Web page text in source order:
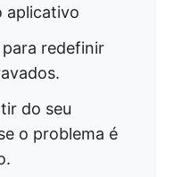
aplicativo
redefinir
do seu
o problema é